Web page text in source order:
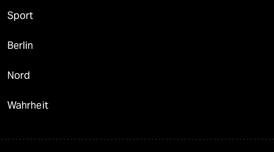
Sport
Berlin
Nord
Wahrheit